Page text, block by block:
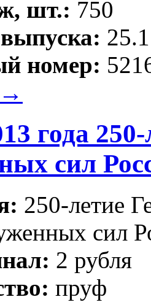
шт.: 750
номер:
года
сил
250-летие
сил
2 рубля
пруф